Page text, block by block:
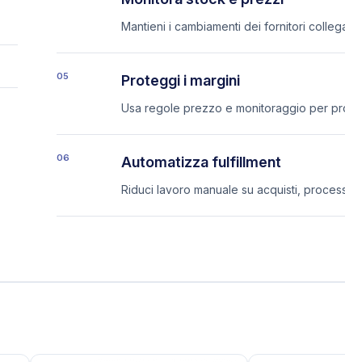
Mantieni i cambiamenti dei fornitori
05 Proteggi i margini
Usa regole prezzo e monitoraggio per
06 Automatizza fulfillment
Riduci lavoro manuale su acquisti,